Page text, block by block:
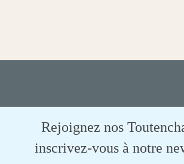
Rejoignez nos
inscrivez-vous à notre